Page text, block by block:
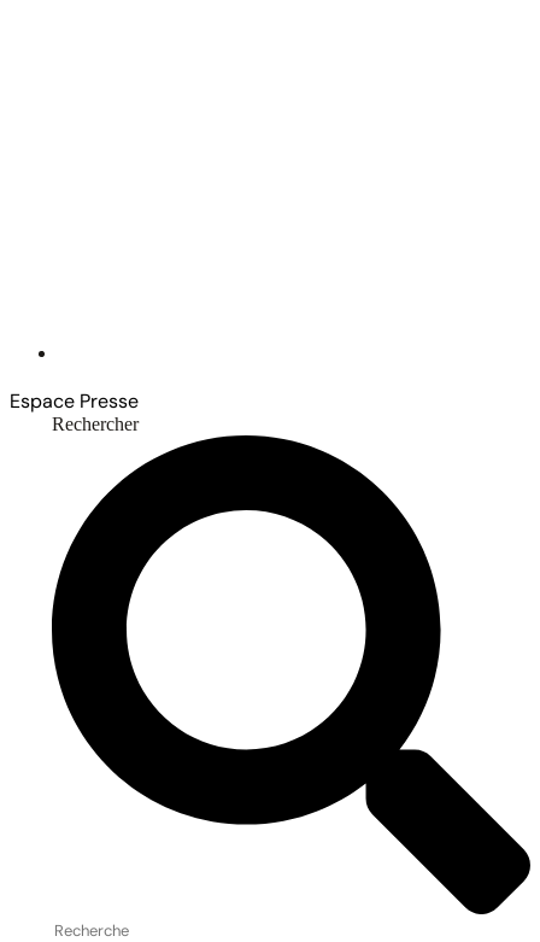
Espace Presse
Rechercher